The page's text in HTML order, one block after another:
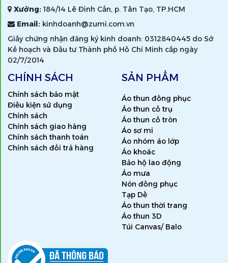
Xưởng:184/14 Lê Đình Cẩn, p. Tân Tạo, TP.HCM
Email: kinhdoanh@zumi.com.vn
Giấy chứng nhận đăng ký kinh doanh: 0312840445 do Sở
Kế hoạch và Đầu tư Thành phố Hồ Chí Minh cấp ngày
02/7/2014
CHÍNH SÁCH
Chính sách bảo mật
Điều kiện sử dụng
Chính sách
Chính sách giao hàng
Chính sách thanh toán
Chính sách đổi trả hàng
SẢN PHẨM
Áo thun đồng phục
Áo thun cổ trụ
Áo thun cổ tròn
Áo sơ mi
Áo nhóm áo lớp
Áo khoác
Bảo hộ lao động
Áo mưa
Nón đồng phục
Tạp Dề
Áo thun thời trang
Áo thun 3D
Túi Canvas/ Balo